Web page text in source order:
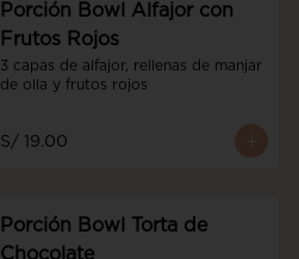
Porción Bowl Alfajor con
Frutos Rojos
3 capas de alfajor, rellenas de manjar
de olla y frutos rojos
S/ 19.00
Porción Bowl Torta de
Chocolate